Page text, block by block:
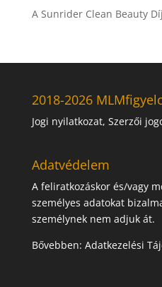
A Sunrider Clean Beauty
2018-2026
Jogi nyilatkozat, Szerzői
Adatvédelem
A feliratkozáskor és/vagy
személyes adatokat
személynek nem adjuk át.
Bővebben: Adatkezelési